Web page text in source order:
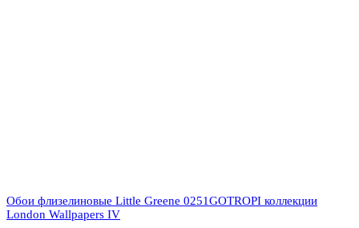
Обои флизелиновые Little Greene 0251GOTROPI коллекции
London Wallpapers IV